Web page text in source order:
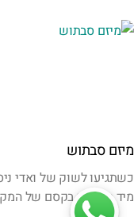
מיזם סבתוש
כשתגיעו לשוק של ואדי
מיד תרגישו בקסם של